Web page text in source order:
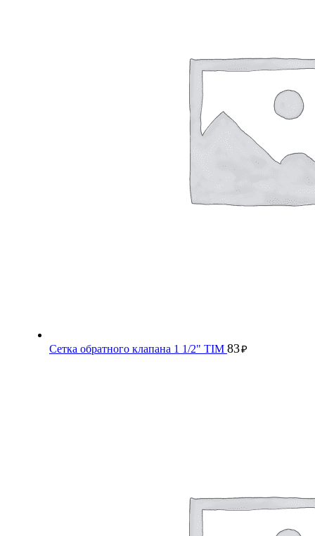
Сетка обратного клапана 1 1/2" TIM 83₽